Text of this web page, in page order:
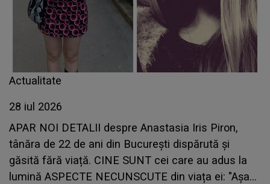
Actualitate
28 iul 2026
APAR NOI DETALII despre Anastasia Iris Piron,
tânăra de 22 de ani din București dispărută și
găsită fără viață. CINE SUNT cei care au adus la
lumină ASPECTE NECUNSCUTE din viața ei: "Așa